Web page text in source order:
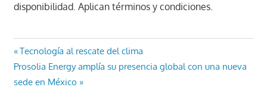
disponibilidad. Aplican términos y condiciones.
Navegación
de
Entrada
anterior:
Tecnología al rescate del clima
Entrada
siguiente:
Prosolia Energy amplía su presencia global con una nueva
sede en México